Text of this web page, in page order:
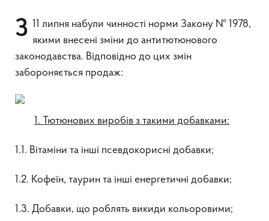
З 11 липня набули чинності норми Закону № 1978, якими внесені зміни до антитютюнового
законодавства. Відповідно до цих змін
забороняється продаж:
1. Тютюнових виробів з такими добавками:
1.1. Вітаміни та інші псевдокорисні добавки;
1.2. Кофеїн, таурин та інші енергетичні добавки;
1.3. Добавки, що роблять викиди кольоровими;